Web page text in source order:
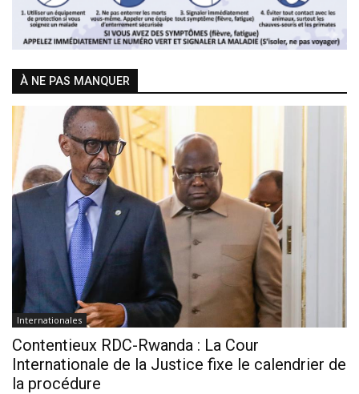
À NE PAS MANQUER
Internationales
Contentieux RDC-Rwanda : La Cour
Internationale de la Justice fixe le calendrier de
la procédure